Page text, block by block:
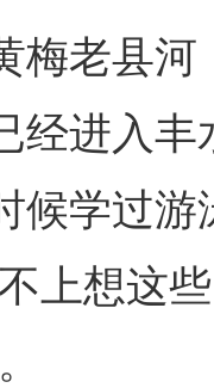
老县河
经进入
候学过
上想这